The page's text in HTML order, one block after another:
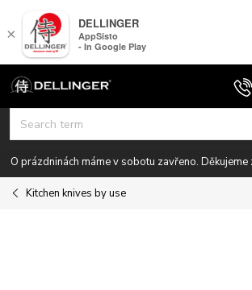
Skip
content
O prázdninách máme v sobotu zavřeno. Děkujeme
Kitchen knives by use
×
DELLINGER
AppSisto
- In Google Play